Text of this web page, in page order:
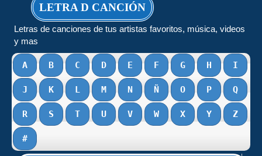
LETRA D CANCIÓN
Letras de canciones de tus artistas favoritos, música, videos
y mas
A B C D E F G H I
J K L M N Ñ O P Q
R S T U V W X Y Z
#